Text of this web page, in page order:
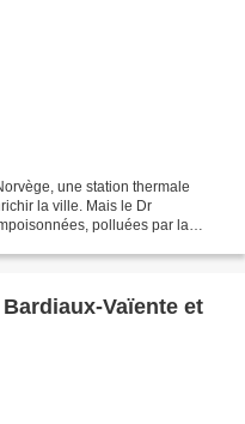
une station thermale
la ville. Mais le Dr
polluées par la
Vaïente et